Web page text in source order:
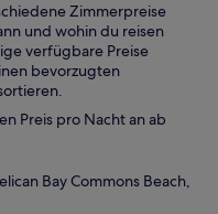
Zimmerpreise
und wohin du reisen
verfügbare Preise
bevorzugten
Preis pro Nacht an ab
Bay Commons Beach,